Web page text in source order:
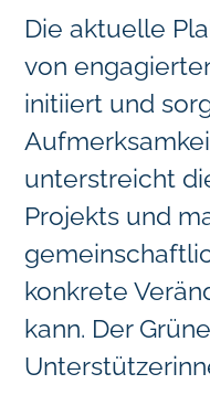
Die aktuelle
von
initiiert und
unterstreicht
Projekts und
konkrete
kann. Der